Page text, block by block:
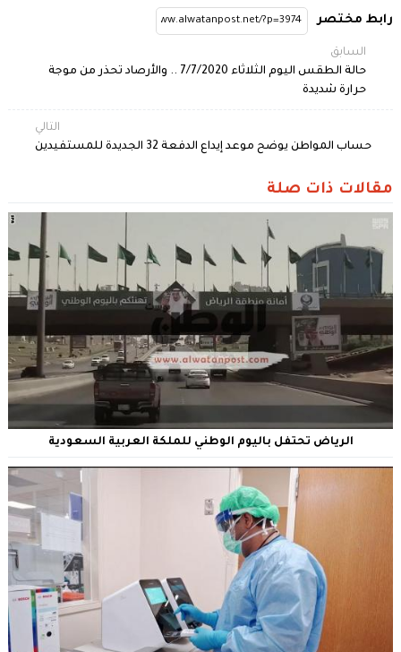
رابط مختصر
السابق
حالة الطقس اليوم الثلاثاء 7/7/2020 .. والأرصاد تحذر من موجة
حرارة شديدة
التالي
حساب المواطن يوضح موعد إيداع الدفعة 32 الجديدة للمستفيدين
مقالات ذات صلة
الرياض تحتفل باليوم الوطني للملكة العربية السعودية